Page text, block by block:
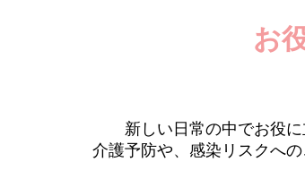
お
新しい日常の中でお役
介護予防や、感染リスクへ